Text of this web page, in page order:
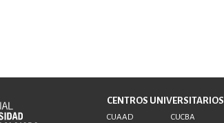
CENTROS UNIVERSITARIOS
CUAAD
CUCBA